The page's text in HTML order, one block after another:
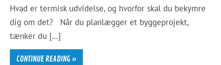
Hvad er termisk udvidelse, og hvorfor skal du bekymre
dig om det? Når du planlægger et byggeprojekt,
tænker du […]
CONTINUE READING »